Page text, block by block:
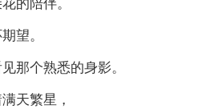
的陪伴。
望。
那个熟悉的身影。
天繁星，